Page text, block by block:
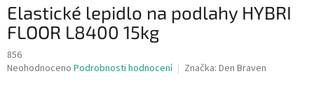
Elastické lepidlo na podlahy HYBRI
FLOOR L8400 15kg
856
Průměrné
Neohodnoceno Podrobnosti hodnocení Značka: Den Braven